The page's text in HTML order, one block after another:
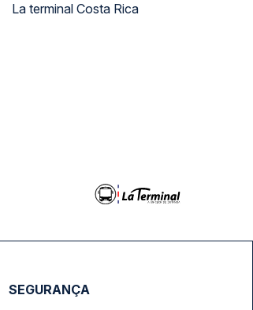
La terminal Costa Rica
SEGURANÇA